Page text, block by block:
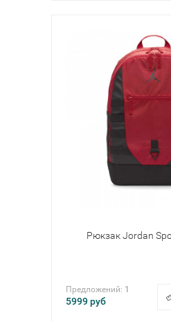
Рюкзак Jordan
Предложений: 1
5999руб